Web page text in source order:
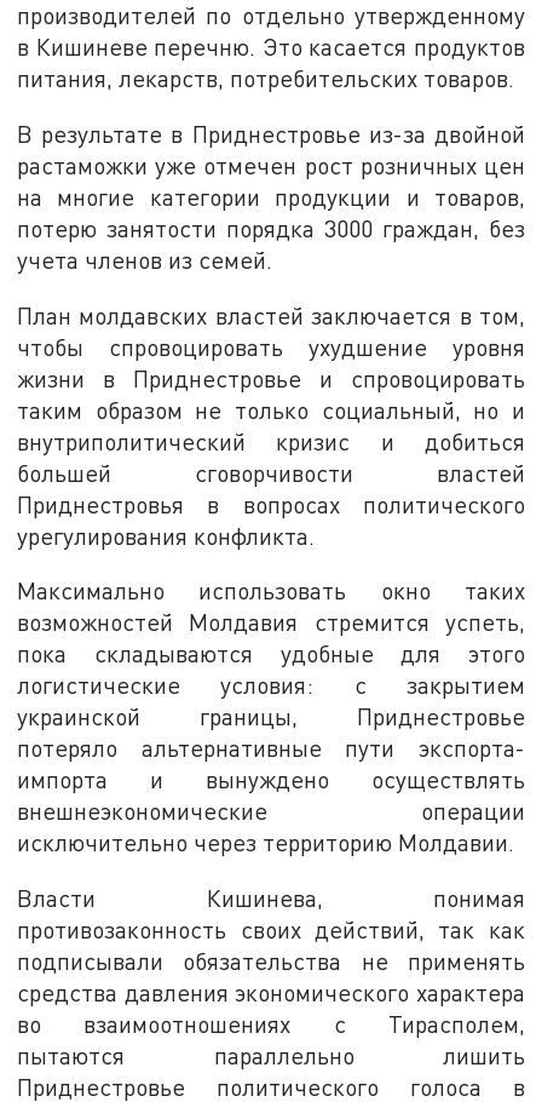
производителей по отдельно утвержденному
в Кишиневе перечню. Это касается продуктов
питания, лекарств, потребительских товаров.
В результате в Приднестровье из-за двойной
растаможки уже отмечен рост розничных цен
на многие категории продукции и товаров,
потерю занятости порядка 3000 граждан, без
учета членов из семей.
План молдавских властей заключается в том,
чтобы спровоцировать ухудшение уровня
жизни в Приднестровье и спровоцировать
таким образом не только социальный, но и
внутриполитический кризис и добиться
большей сговорчивости властей
Приднестровья в вопросах политического
урегулирования конфликта.
Максимально использовать окно таких
возможностей Молдавия стремится успеть,
пока складываются удобные для этого
логистические условия: с закрытием
украинской границы, Приднестровье
потеряло альтернативные пути экспорта-
импорта и вынуждено осуществлять
внешнеэкономические операции
исключительно через территорию Молдавии.
Власти Кишинева, понимая
противозаконность своих действий, так как
подписывали обязательства не применять
средства давления экономического характера
во взаимоотношениях с Тирасполем,
пытаются параллельно лишить
Приднестровье политического голоса в